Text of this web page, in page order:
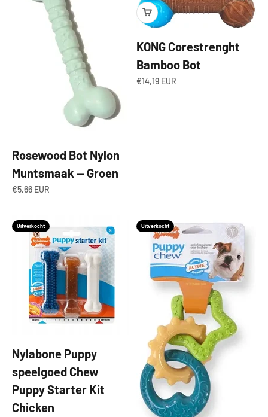
Rosewood Bot Nylon
Muntsmaak — Groen
Aanbiedingsprijs
€5,66 EUR
KONG Corestrenght
Bamboo Bot
Aanbiedingsprijs
€14,19 EUR
Uitverkocht
Nylabone Puppy
speelgoed Chew
Puppy Starter Kit
Chicken
Uitverkocht